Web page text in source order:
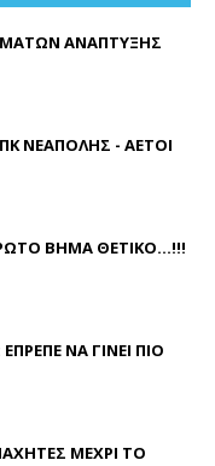
ΑΝΑΠΤΥΞΗΣ
ΝΕΑΠΟΛΗΣ - ΑΕΤΟΙ
ΒΗΜΑ ΘΕΤΙΚΟ...!!!
ΝΑ ΓΙΝΕΙ ΠΙΟ
ΜΕΧΡΙ ΤΟ